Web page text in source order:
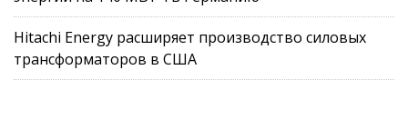
Hitachi Energy расширяет производство силовых
трансформаторов в США